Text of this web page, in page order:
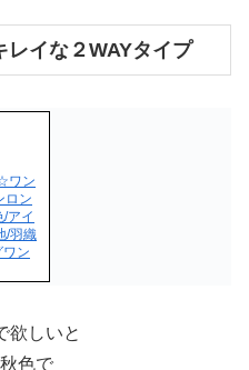
イな２WAYタイプ
ワン
ロン
アイ
/羽織
ワン
欲しいと
色で